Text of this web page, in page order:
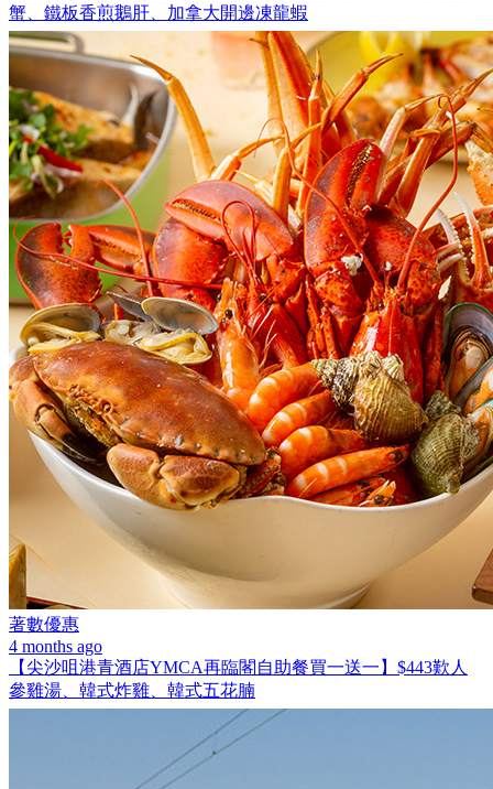
蟹、鐵板香煎鵝肝、加拿大開邊凍龍蝦
著數優惠
4 months ago
【尖沙咀港青酒店YMCA再臨閣自助餐買一送一】$443歎人
參雞湯、韓式炸雞、韓式五花腩